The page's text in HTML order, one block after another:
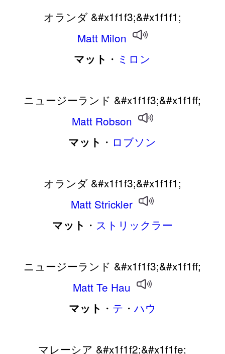
オランダ &#x1f1f3;&#x1f1f1;
Matt Milon
マット ・ ミロン
ニュージーランド &#x1f1f3;&#x1f1ff;
Matt Robson
マット ・ ロブソン
オランダ &#x1f1f3;&#x1f1f1;
Matt Strickler
マット ・ ストリックラー
ニュージーランド &#x1f1f3;&#x1f1ff;
Matt Te Hau
マット ・ テ ・ ハウ
マレーシア &#x1f1f2;&#x1f1fe;